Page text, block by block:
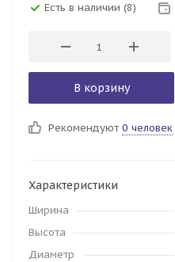
Есть в наличии (8)
В корзину
Рекомендуют 0 человек
Характеристики
Ширина
Высота
Диаметр